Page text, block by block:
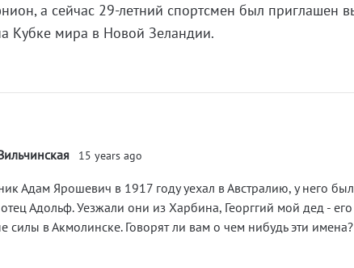
а сейчас 29-летний спортсмен был приглашен
Кубке мира в Новой Зеландии.
15 years ago
Адам Ярошевич в 1917 году уехал в Австралию, у него
отец Адольф. Уезжали они из Харбина, Георггий мой дед -
силы в Акмолинске. Говорят ли вам о чем нибудь эти имена?